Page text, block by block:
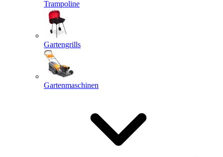
Trampoline
Gartengrills
Gartenmaschinen